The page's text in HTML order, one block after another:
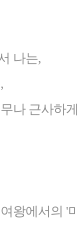
나는,
나 근사하
왕에서의 '